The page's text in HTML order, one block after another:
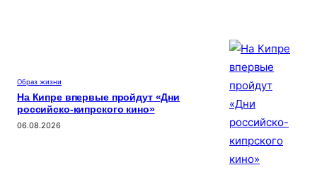
Образ жизни
На Кипре впервые пройдут «Дни
российско-кипрского кино»
06.08.2026